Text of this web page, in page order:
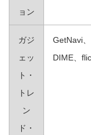
ョン
ガジ
ェッ
ト・
トレ
ン
ド・
GetNavi
DIME、